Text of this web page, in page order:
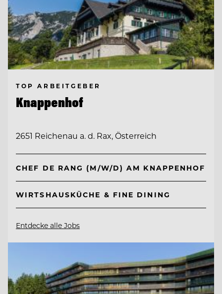
TOP ARBEITGEBER
Knappenhof
2651 Reichenau a. d. Rax, Österreich
CHEF DE RANG (M/W/D) AM KNAPPENHOF
WIRTSHAUSKÜCHE & FINE DINING
Entdecke alle Jobs